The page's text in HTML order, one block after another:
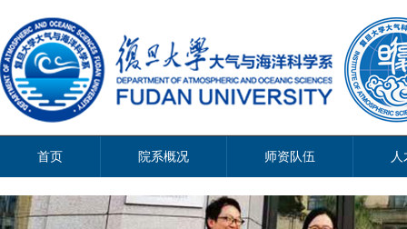
首页 院系概况 师资队伍 人